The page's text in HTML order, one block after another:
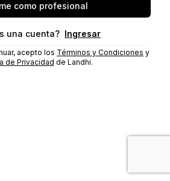
como profesional
una cuenta? Ingresar
acepto los Términos y Condiciones y
de Privacidad de Landhi.